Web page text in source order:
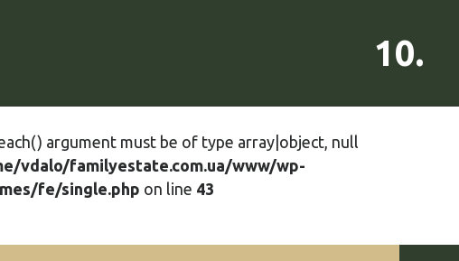
10.
argument must be of type array|object, null
vdalo/familyestate.com.ua/www/wp-
fe/single.php on line 43